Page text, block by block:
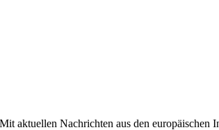
aktuellen Nachrichten aus den